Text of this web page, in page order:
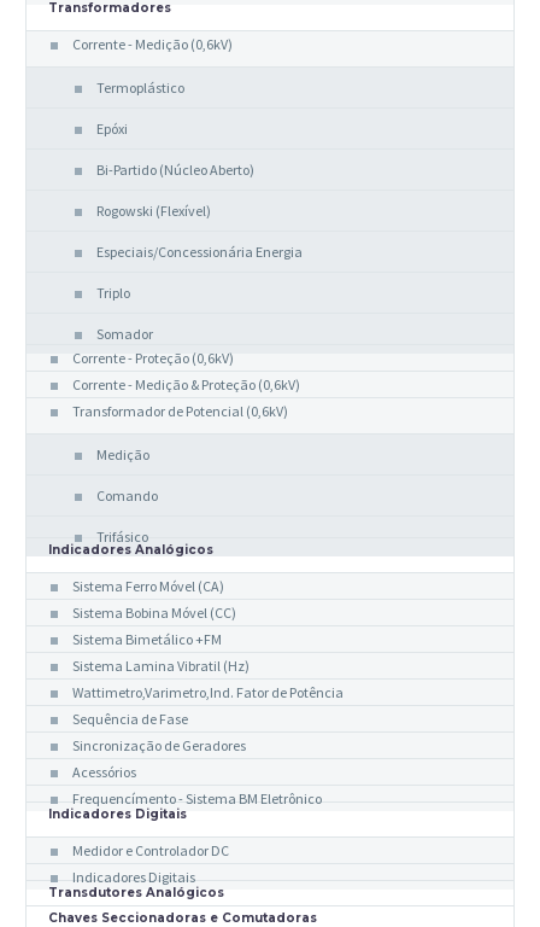
Transformadores
Corrente - Medição (0,6kV)
Termoplástico
Epóxi
Bi-Partido (Núcleo Aberto)
Rogowski (Flexível)
Especiais/Concessionária Energia
Triplo
Somador
Corrente - Proteção (0,6kV)
Corrente - Medição & Proteção (0,6kV)
Transformador de Potencial (0,6kV)
Medição
Comando
Trifásico
Indicadores Analógicos
Sistema Ferro Móvel (CA)
Sistema Bobina Móvel (CC)
Sistema Bimetálico +FM
Sistema Lamina Vibratil (Hz)
Wattimetro,Varimetro,Ind. Fator de Potência
Sequência de Fase
Sincronização de Geradores
Acessórios
Frequencímento - Sistema BM Eletrônico
Indicadores Digitais
Medidor e Controlador DC
Indicadores Digitais
Transdutores Analógicos
Chaves Seccionadoras e Comutadoras